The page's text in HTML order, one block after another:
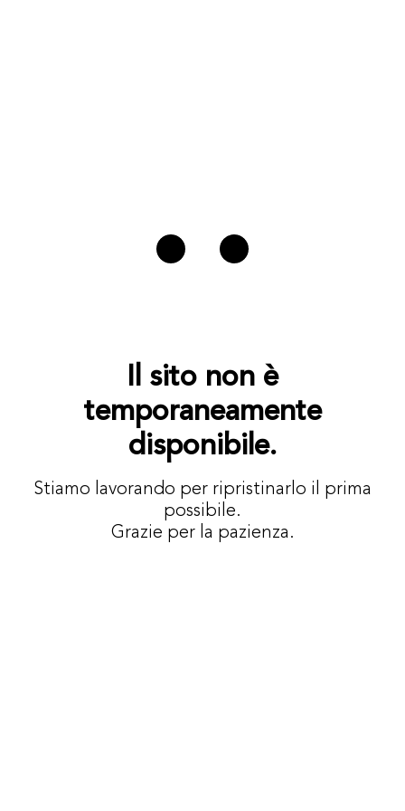
Il sito non è
temporaneamente
disponibile.
Stiamo lavorando per ripristinarlo il prima
possibile.
Grazie per la pazienza.